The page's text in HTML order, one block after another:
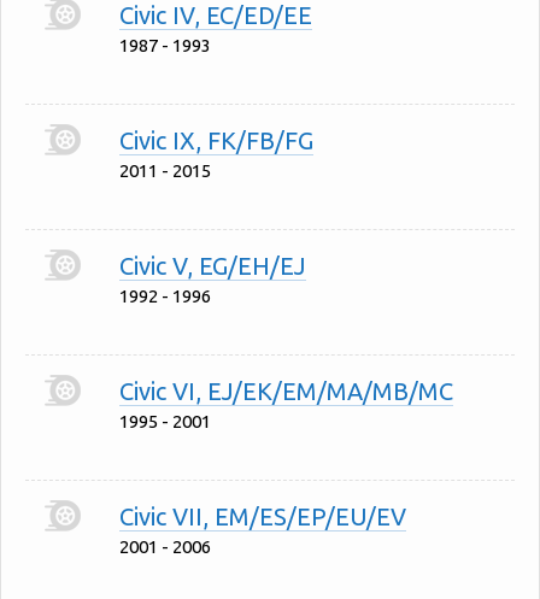
Civic IV, EC/ED/EE
1987 - 1993
Civic IX, FK/FB/FG
2011 - 2015
Civic V, EG/EH/EJ
1992 - 1996
Civic VI, EJ/EK/EM/MA/MB/MC
1995 - 2001
Civic VII, EM/ES/EP/EU/EV
2001 - 2006